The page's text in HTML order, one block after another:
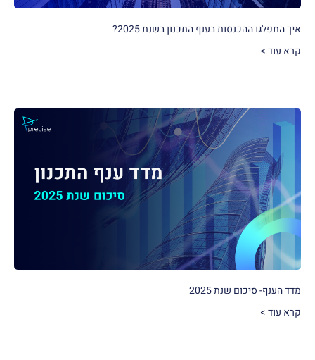
איך התפלגו ההכנסות בענף התכנון בשנת 2025?
קרא עוד >
מדד הענף- סיכום שנת 2025
קרא עוד >